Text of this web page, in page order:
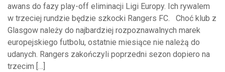
awans do fazy play-off eliminacji Ligi Europy. Ich rywalem
w trzeciej rundzie będzie szkocki Rangers FC. Choć klub z
Glasgow należy do najbardziej rozpoznawalnych marek
europejskiego futbolu, ostatnie miesiące nie należą do
udanych. Rangers zakończyli poprzedni sezon dopiero na
trzecim […]